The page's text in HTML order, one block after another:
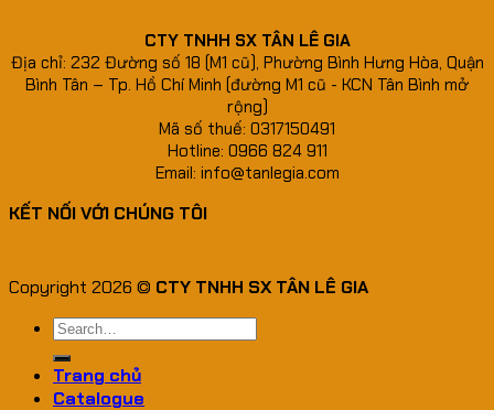
CTY TNHH SX TÂN LÊ GIA
Địa chỉ: 232 Đường số 18 (M1 cũ), Phường Bình Hưng Hòa, Quận
Bình Tân – Tp. Hồ Chí Minh (đường M1 cũ - KCN Tân Bình mở
rộng)
Mã số thuế: 0317150491
Hotline: 0966 824 911
Email: info@tanlegia.com
KẾT NỐI VỚI CHÚNG TÔI
Copyright 2026 © CTY TNHH SX TÂN LÊ GIA
Search
for:
Trang chủ
Catalogue